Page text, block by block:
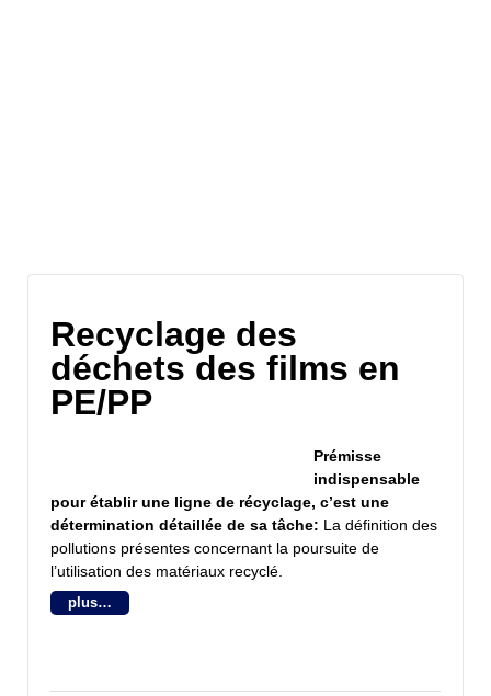
Recyclage des
déchets des films en
PE/PP
Prémisse
indispensable
pour établir une ligne de récyclage, c’est une
détermination détaillée de sa tâche: La définition des
pollutions présentes concernant la poursuite de
l’utilisation des matériaux recyclé.
plus…